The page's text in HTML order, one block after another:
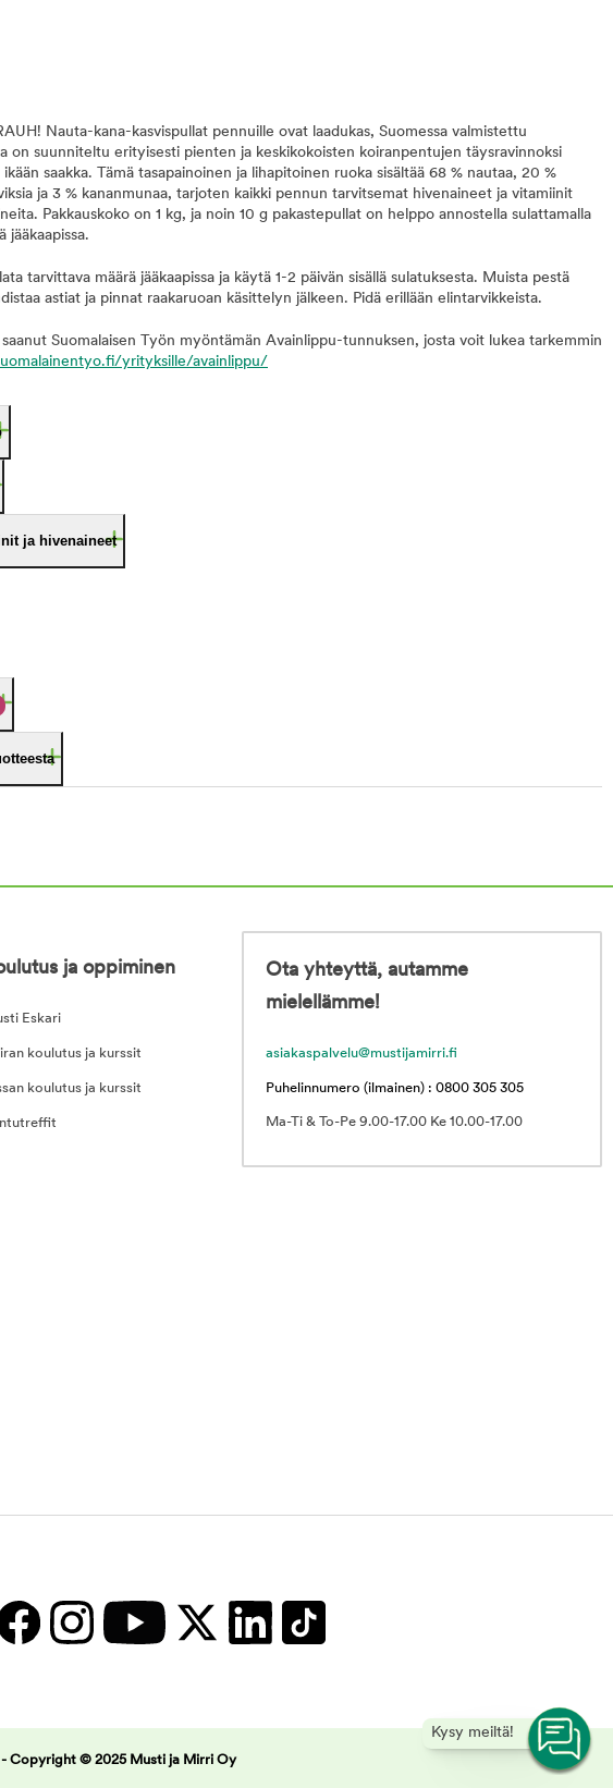
Nauta-kana-kasvispullat pennuille ovat laadukas, Suomessa valmistettu
on suunniteltu erityisesti pienten ja keskikokoisten koiranpentujen täysravinnoksi
saakka. Tämä tasapainoinen ja lihapitoinen ruoka sisältää 68 % nautaa, 20 %
ja 3 % kananmunaa, tarjoten kaikki pennun tarvitsemat hivenaineet ja vitamiinit
Pakkauskoko on 1 kg, ja noin 10 g pakastepullat on helppo annostella sulattamalla
jääkaapissa.
tarvittava määrä jääkaapissa ja käytä 1-2 päivän sisällä sulatuksesta. Muista pestä
astiat ja pinnat raakaruoan käsittelyn jälkeen. Pidä erillään elintarvikkeista.
Suomalaisen Työn myöntämän Avainlippu-tunnuksen, josta voit lukea tarkemmin
yrityksille/avainlippu/
ja hivenaineet
Kysy meiltä!
ja oppiminen
Eskari
koulutus ja kurssit
koulutus ja kurssit
Ota yhteyttä, autamme
mielellämme!
asiakaspalvelu@mustijamirri.fi
Puhelinnumero (ilmainen) : 0800 305 305
Ma-Ti & To-Pe 9.00-17.00 Ke 10.00-17.00
Copyright © 2025 Musti ja Mirri Oy